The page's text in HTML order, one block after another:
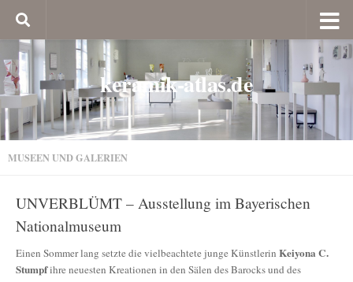
keramik-atlas.de
MUSEEN UND GALERIEN
UNVERBLÜMT – Ausstellung im Bayerischen
Nationalmuseum
Einen Sommer lang setzte die vielbeachtete junge Künstlerin Keiyona C.
Stumpfihre neuesten Kreationen in den Sälen des Barocks und des